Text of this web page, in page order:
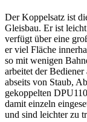
Der Koppelsatz ist
Gleisbau. Er ist
verfügt über eine
er viel Fläche
so mit wenigen
arbeitet der Bediener
abseits von Staub,
gekoppelten
damit einzeln
und sind leichter zu